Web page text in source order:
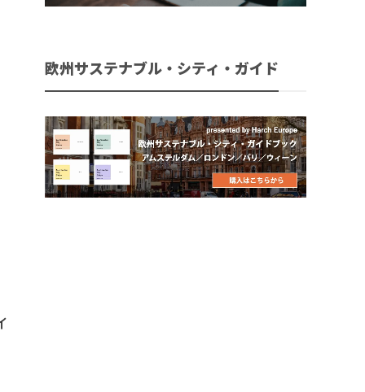
欧州サステナブル・シティ・ガイド